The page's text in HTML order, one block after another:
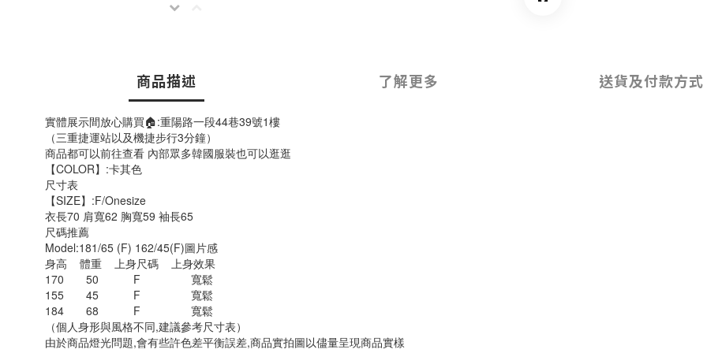
商品描述 了解更多 送貨及付款方式
實體展示間放心購買🏠:重陽路一段44巷39號1樓
（三重捷運站以及機捷步行3分鐘）
商品都可以前往查看 內部眾多韓國服裝也可以逛逛
【COLOR】:卡其色
尺寸表
【SIZE】:F/Onesize
衣長70 肩寬62 胸寬59 袖長65
尺碼推薦
Model:181/65 (F) 162/45(F)圖片感
身高 體重 上身尺碼 上身效果
170 50 F 寬鬆
155 45 F 寬鬆
184 68 F 寬鬆
（個人身形與風格不同,建議參考尺寸表）
由於商品燈光問題,會有些許色差平衡誤差,商品實拍圖以儘量呈現商品實樣